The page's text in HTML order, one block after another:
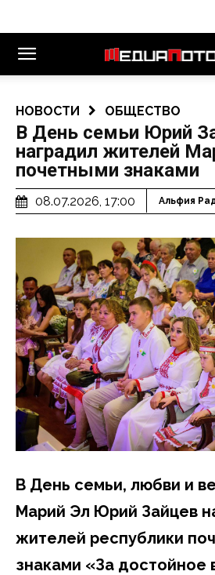
НОВОСТИ ОБЩЕСТВО
В День семьи Юрий
наградил жителей
почетными знаками
08.07.2026, 17:00 Альфия
В День семьи, любви и
Марий Эл Юрий Зайцев
жителей республики
знаками «За достойное